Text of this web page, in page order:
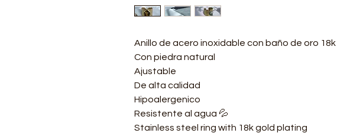
Anillo de acero inoxidable con baño de oro 18k
Con piedra natural
Ajustable
De alta calidad
Hipoalergenico
Resistente al agua 💦
Stainless steel ring with 18k gold plating